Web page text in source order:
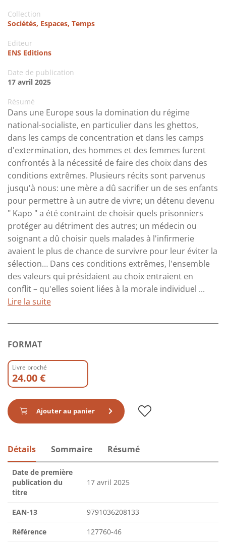
Collection
Sociétés, Espaces, Temps
Editeur
ENS Editions
Date de publication
17 avril 2025
Résumé
Dans une Europe sous la domination du régime
national-socialiste, en particulier dans les ghettos,
dans les camps de concentration et dans les camps
d'extermination, des hommes et des femmes furent
confrontés à la nécessité de faire des choix dans des
conditions extrêmes. Plusieurs récits sont parvenus
jusqu'à nous: une mère a dû sacrifier un de ses enfants
pour permettre à un autre de vivre; un détenu devenu
" Kapo " a été contraint de choisir quels prisonniers
protéger au détriment des autres; un médecin ou
soignant a dû choisir quels malades à l'infirmerie
avaient le plus de chance de survivre pour leur éviter la
sélection… Dans ces conditions extrêmes, l'ensemble
des valeurs qui présidaient au choix entraient en
conflit – qu'elles soient liées à la morale individuel ...
Lire la suite
FORMAT
Livre broché
24.00 €
Ajouter au panier
Détails Sommaire Résumé
Date de première
publication du
titre
17 avril 2025
EAN-13 9791036208133
Référence 127760-46